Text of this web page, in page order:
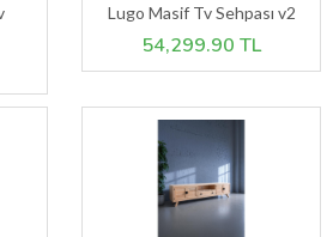
Lugo Masif Tv Sehpası v2
54,299.90 TL